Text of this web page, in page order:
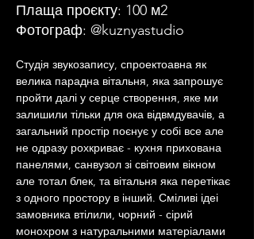
Плаща проєкту: 100 м2
Фотограф: @kuznyastudio
Студія звукозапису, спроектоавна як
велика парадна вітальня, яка запрошує
пройти далі у серце створення, яке ми
залишили тільки для ока відвмдувачів, а
загальний простір поєнує у собі все але
не одразу рохкриває - кухня прихована
панелями, санвузол зі світовим вікном
але тотал блек, та вітальня яка перетікає
з одного простору в інший. Сміливі ідеі
замовника втілили, чорний - сірий
монохром з натуральними матеріалами